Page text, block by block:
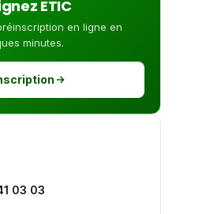
ETIC
en ligne en
minutes.
03 03